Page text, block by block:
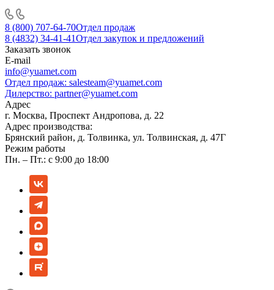
8 (800) 707-64-70Отдел продаж
8 (4832) 34-41-41Отдел закупок и предложений
Заказать звонок
E-mail
info@yuamet.com
Отдел продаж: salesteam@yuamet.com
Дилерство: partner@yuamet.com
Адрес
г. Москва, Проспект Андропова, д. 22
Адрес производства:
Брянский район, д. Толвинка, ул. Толвинская, д. 47Г
Режим работы
Пн. – Пт.: с 9:00 до 18:00